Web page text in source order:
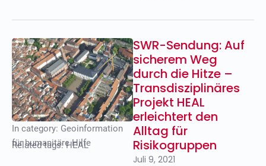
In category: Geoinformation
für humanitäre Hilfe
Related tags:HEAL
SWR-Sendung: Auf
sicherem Weg
durch die Hitze –
Transdisziplinäres
Projekt HEAL
erleichtert den
Alltag für
Risikogruppen
Juli 9, 2021